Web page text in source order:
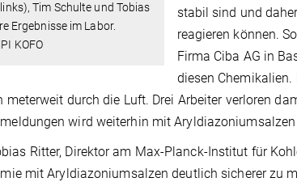
Tim Schulte und Tobias
Ergebnisse im Labor.
KOFO
stabil sind und
reagieren können.
Firma Ciba AG in
diesen
meterweit durch die Luft. Drei Arbeiter verloren
wird weiterhin mit
Ritter, Direktor am Max-Planck-Institut für
mit Aryldiazoniumsalzen deutlich sicherer zu